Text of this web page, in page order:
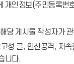
개인정보(주민등록번
당 게시물 작성자가
성 글, 인신공격, 저
니다.